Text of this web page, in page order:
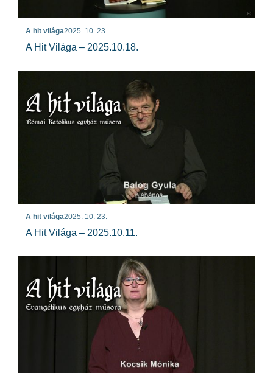
A hit világa2025. 10. 23.
A Hit Világa – 2025.10.18.
A hit világa2025. 10. 23.
A Hit Világa – 2025.10.11.